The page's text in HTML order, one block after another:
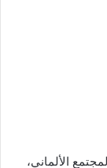
الألماني،